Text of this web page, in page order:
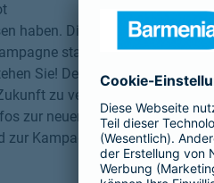
haben. Die erste
startet jetzt –
Sie! Denn wir
zu versichern!
zur neuen
zur Kampagne.
in New Tab